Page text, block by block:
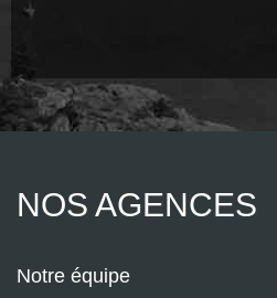
NOS AGENCES
Notre équipe